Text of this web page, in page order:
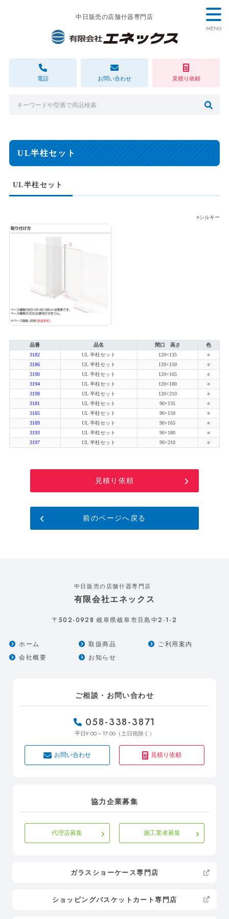
中日販売の店舗什器専門店
電話 お問い合わせ 見積り依頼
MENU
UL半柱セット
UL半柱セット
○シルキー
品番 品名 間口 高さ
色
3182
UL 半柱セット 120×135
○
3186
UL 半柱セット 120×150
○
3190
UL 半柱セット 120×165
○
3194
UL 半柱セット 120×180
○
3198
UL 半柱セット 120×210
○
3181
UL 半柱セット 90×135
○
3185
UL 半柱セット 90×150
○
3189
UL 半柱セット 90×165
○
3193
UL 半柱セット 90×180
○
3197
UL 半柱セット 90×210 ○
前のページへ戻る
見積り依頼
中日販売の店舗什器専門店
有限会社エネックス
〒502-0928 岐阜県岐阜市旦島中2-1-2
ホーム 取扱商品
ご利用案内
会社概要
お知らせ
ご相談・お問い合わせ
058-338-3871
平日9:00～17:00（土日祝除く）
お問い合わせ 見積り依頼
協力企業募集
代理店募集 施工業者募集
ガラスショーケース専門店
ショッピングバスケットカート専門店